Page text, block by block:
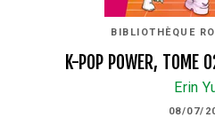
BIBLIOTHÈQUE
K-POP POWER, TOME
Erin
08/07/